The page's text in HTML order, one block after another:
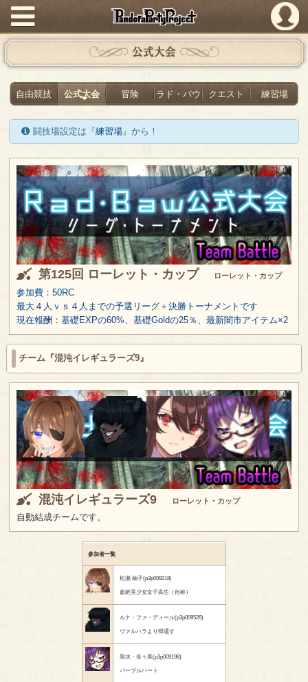
PandoraPartyProject
公式大会
自由競技 公式大会 冒険 ラド・バウ クエスト 練習場
闘技場設定は『練習場』から！
第125回 ローレット・カップ ローレット・カップ
参加費：50RC
最大４人ｖｓ４人までの予選リーグ＋決勝トーナメントです
現在報酬：基礎EXPの60%、基礎Goldの25％、最新闇市アイテム×2
チーム『混沌イレギュラーズ9』
混沌イレギュラーズ9 ローレット・カップ
自動結成チームです。
参加者一覧
松瀬 柚子(p3p009218)
超絶美少女女子高生（自称）
ルナ・ファ・ディール(p3p009526)
ヴァルハラより帰還す
黒水・奈々美(p3p009198)
パープルハート